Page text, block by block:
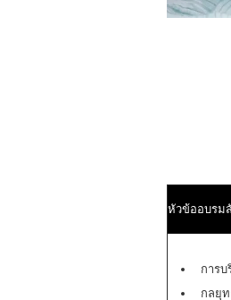
หัวข้ออบรม
การบ
กลยุท